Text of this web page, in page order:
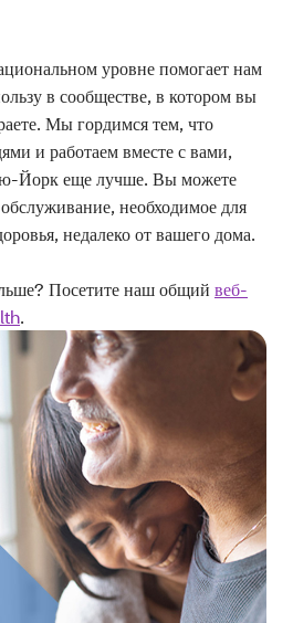
уровне помогает нам
в сообществе, в котором вы
Мы гордимся тем, что
и работаем вместе с вами,
еще лучше. Вы можете
необходимое для
недалеко от вашего дома.
Посетите наш общий веб-
.